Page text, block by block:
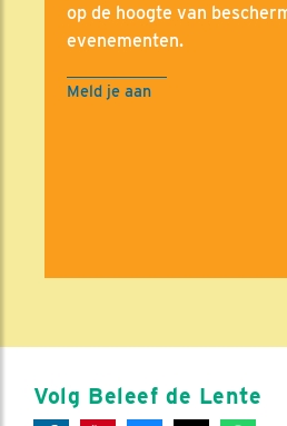
op de hoogte van
evenementen.
Meld je aan
Volg Beleef de Lente